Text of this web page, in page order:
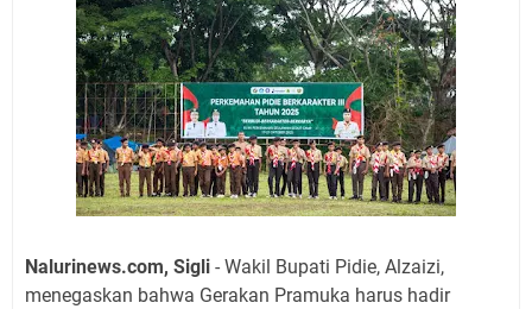
Nalurinews.com, Sigli - Wakil Bupati Pidie, Alzaizi,
menegaskan bahwa Gerakan Pramuka harus hadir